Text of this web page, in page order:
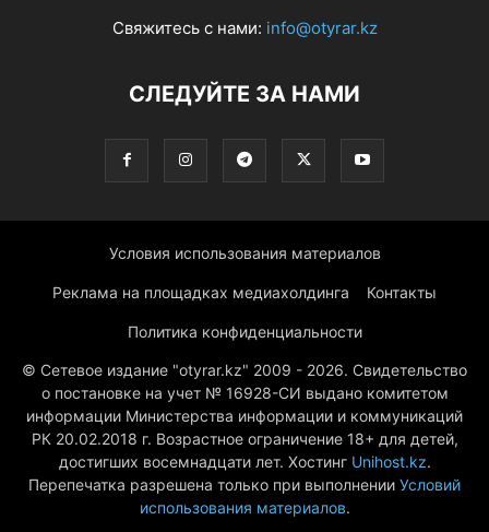
Свяжитесь с нами: info@otyrar.kz
СЛЕДУЙТЕ ЗА НАМИ
Условия использования материалов
Реклама на площадках медиахолдинга Контакты
Политика конфиденциальности
© Сетевое издание "otyrar.kz" 2009 - 2026. Свидетельство
о постановке на учет № 16928-СИ выдано комитетом
информации Министерства информации и коммуникаций
РК 20.02.2018 г. Возрастное ограничение 18+ для детей,
достигших восемнадцати лет. Хостинг Unihost.kz.
Перепечатка разрешена только при выполнении Условий
использования материалов.